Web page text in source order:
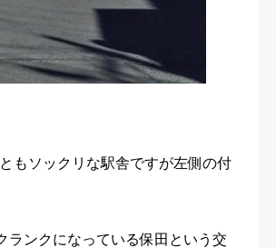
もソックリな駅舎ですが左側の付
ランクになっている保田という交